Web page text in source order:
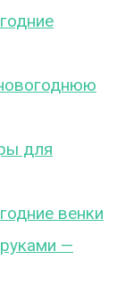
для
венки
—